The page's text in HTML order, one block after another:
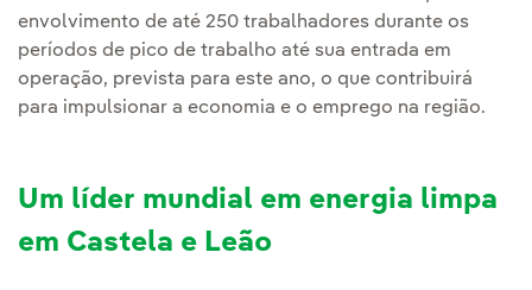
envolvimento de até 250 trabalhadores durante os
períodos de pico de trabalho até sua entrada em
operação, prevista para este ano, o que contribuirá
para impulsionar a economia e o emprego na região.
Um líder mundial em energia limpa
em Castela e Leão